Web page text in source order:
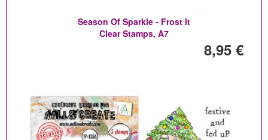
Season Of Sparkle - Frost It
Clear Stamps, A7
8,95 €